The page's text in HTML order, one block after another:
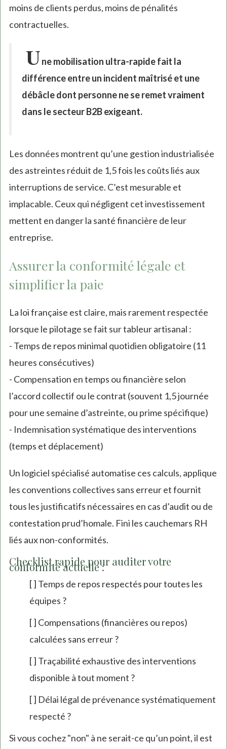
moins de clients perdus, moins de pénalités
contractuelles.
Une mobilisation ultra-rapide fait la
différence entre un incident maîtrisé et une
débâcle dont personne ne se remet vraiment
dans le secteur B2B exigeant.
Les données montrent qu’une gestion industrialisée
des astreintes réduit de 1,5 fois les coûts liés aux
interruptions de service. C’est mesurable et
implacable. Ceux qui négligent cet investissement
mettent en danger la santé financière de leur
entreprise.
Assurer la conformité légale et
simplifier la paie
La loi française est claire, mais rarement respectée
lorsque le pilotage se fait sur tableur artisanal :
- Temps de repos minimal quotidien obligatoire (11
heures consécutives)
- Compensation en temps ou financière selon
l’accord collectif ou le contrat (souvent 1,5 journée
pour une semaine d’astreinte, ou prime spécifique)
- Indemnisation systématique des interventions
(temps et déplacement)
Un logiciel spécialisé automatise ces calculs, applique
les conventions collectives sans erreur et fournit
tous les justificatifs nécessaires en cas d’audit ou de
contestation prud’homale. Fini les cauchemars RH
liés aux non-conformités.
Checklist rapide pour auditer votre
conformité actuelle :
[ ] Temps de repos respectés pour toutes les
équipes ?
[ ] Compensations (financières ou repos)
calculées sans erreur ?
[ ] Traçabilité exhaustive des interventions
disponible à tout moment ?
[ ] Délai légal de prévenance systématiquement
respecté ?
Si vous cochez "non" à ne serait-ce qu’un point, il est